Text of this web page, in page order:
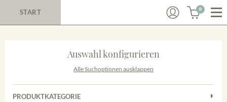
START 0
Auswahl konfigurieren
Alle Suchoptionen ausklappen
PRODUKTKATEGORIE